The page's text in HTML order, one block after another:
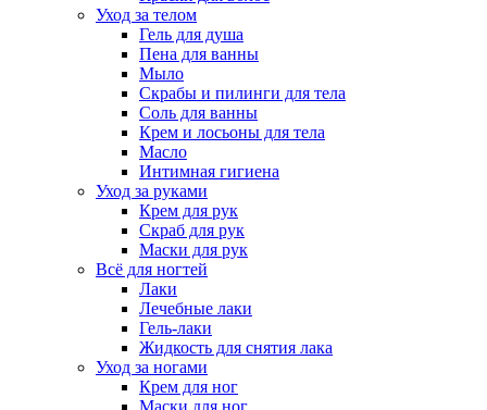
Уход за телом
Гель для душа
Пена для ванны
Мыло
Скрабы и пилинги для тела
Соль для ванны
Крем и лосьоны для тела
Масло
Интимная гигиена
Уход за руками
Крем для рук
Скраб для рук
Маски для рук
Всё для ногтей
Лаки
Лечебные лаки
Гель-лаки
Жидкость для снятия лака
Уход за ногами
Крем для ног
Маски для ног